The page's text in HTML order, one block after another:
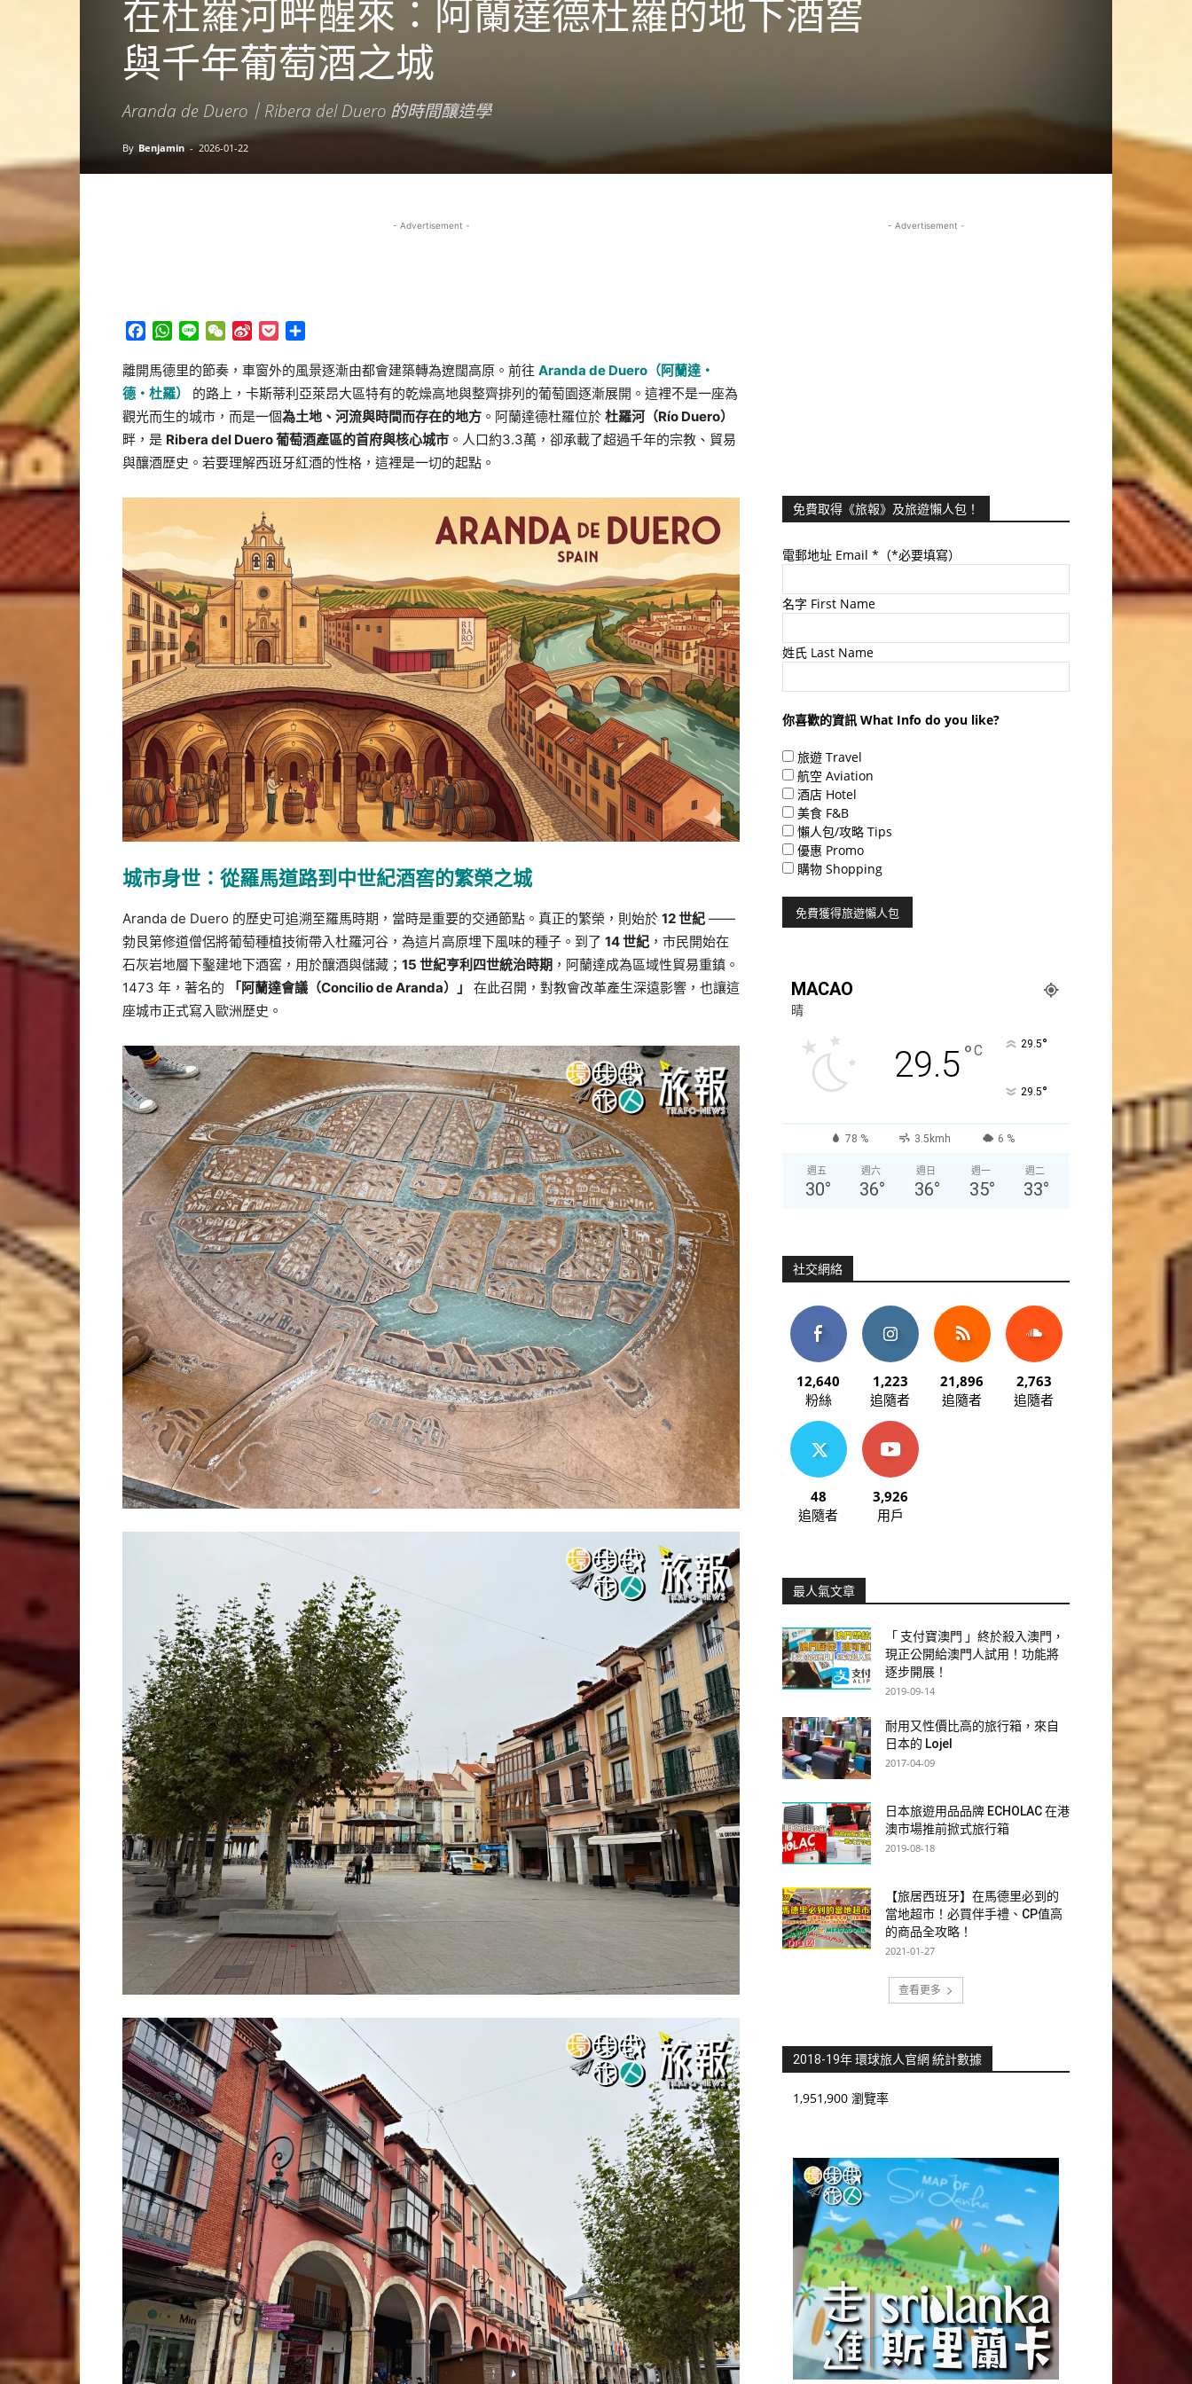
在杜羅河畔醒來：阿蘭達德杜羅的地下酒窖
與千年葡萄酒之城
Aranda de Duero｜Ribera del Duero 的時間釀造學
By Benjamin - 2026-01-22
- Advertisement -
Facebook
WhatsApp
Line WeChat
Sina
Pocket
離開馬德里的節奏，車窗外的風景逐漸由都會建築轉為遼闊高原。前往 Aranda de Duero（阿蘭達・
德・杜羅）
的路上，卡斯蒂利亞萊昂大區特有的乾燥高地與整齊排列的葡萄園逐漸展開。這裡不是一座為
觀光而生的城市，而是一個為土地、河流與時間而存在的地方 。阿蘭達德杜羅位於 杜羅河（Río Duero）
畔，是 Ribera del Duero 葡萄酒產區的首府與核心城市 。人口約3.3萬，卻承載了超過千年的宗教、貿易
與釀酒歷史。若要理解西班牙紅酒的性格，這裡是一切的起點。
城市身世：從羅馬道路到中世紀酒窖的繁榮之城
Aranda de Duero 的歷史可追溯至羅馬時期，當時是重要的交通節點。真正的繁榮，則始於 12 世紀 ——
勃艮第修道僧侶將葡萄種植技術帶入杜羅河谷，為這片高原埋下風味的種子。到了 14 世紀 ，市民開始在
石灰岩地層下鑿建地下酒窖，用於釀酒與儲藏； 15 世紀亨利四世統治時期 ，阿蘭達成為區域性貿易重鎮。
1473 年，著名的
「阿蘭達會議（Concilio de Aranda）」
在此召開，對教會改革產生深遠影響，也讓這
座城市正式寫入歐洲歷史。
- Advertisement -
免費取得《旅報》及旅遊懶人包！
電郵地址 Email *（*必要填寫）
名字 First Name
姓氏 Last Name
你喜歡的資訊 What Info do you like?
旅遊 Travel
航空 Aviation
酒店 Hotel
美食 F&B
懶人包/攻略 Tips
優惠 Promo
購物 Shopping
MACAO
晴
29.5°C 29.5°
29.5°
78 % 3.5kmh 6 %
週五
30°
週六
36°
週日
36°
週一
35°
週二
33°
社交網絡
12,640
粉絲
1,223
追隨者
21,896
追隨者
2,763
追隨者
48
追隨者
3,926
用戶
最人氣文章
「 支付寶澳門 」終於殺入澳門，
現正公開給澳門人試用！功能將
逐步開展！
2019-09-14
耐用又性價比高的旅行箱，來自
日本的 Lojel
2017-04-09
日本旅遊用品品牌 ECHOLAC 在港
澳市場推前掀式旅行箱
2019-08-18
【旅居西班牙】在馬德里必到的
當地超市！必買伴手禮、CP值高
的商品全攻略！
2021-01-27
查看更多
2018-19年 環球旅人官網 統計數據
1,951,900 瀏覽率